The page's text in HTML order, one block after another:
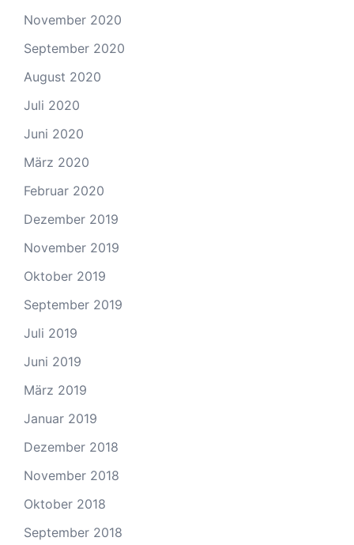
November 2020
September 2020
August 2020
Juli 2020
Juni 2020
März 2020
Februar 2020
Dezember 2019
November 2019
Oktober 2019
September 2019
Juli 2019
Juni 2019
März 2019
Januar 2019
Dezember 2018
November 2018
Oktober 2018
September 2018